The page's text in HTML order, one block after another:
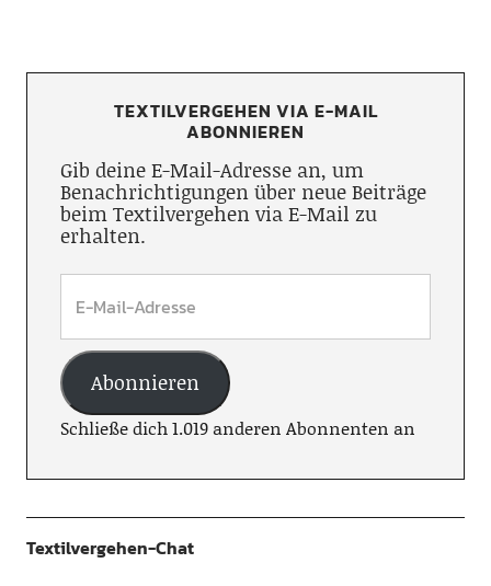
TEXTILVERGEHEN VIA E-MAIL
ABONNIEREN
Gib deine E-Mail-Adresse an, um
Benachrichtigungen über neue Beiträge
beim Textilvergehen via E-Mail zu
erhalten.
Abonnieren
Schließe dich 1.019 anderen Abonnenten an
Textilvergehen-Chat